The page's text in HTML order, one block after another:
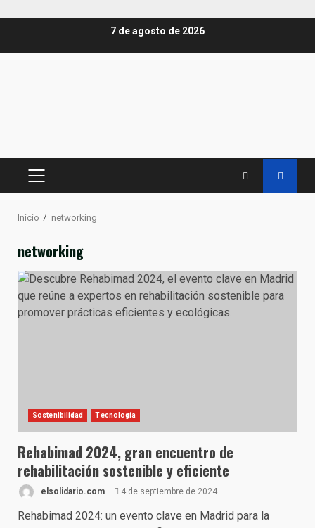
7 de agosto de 2026
MENÚ
Inicio networking
networking
Sostenibilidad Tecnología
Rehabimad 2024, gran encuentro de
rehabilitación sostenible y eficiente
elsolidario.com 4 de septiembre de 2024
Rehabimad 2024: un evento clave en Madrid para la